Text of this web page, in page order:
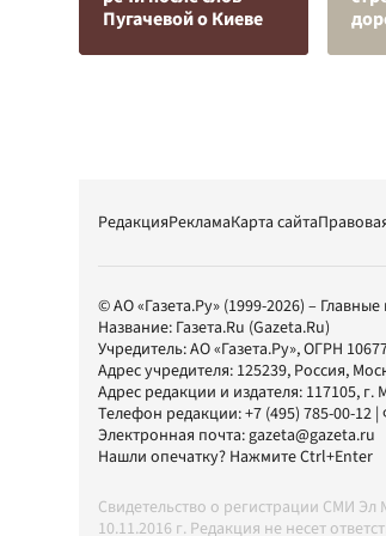
Пугачевой о Киеве
РедакцияРекламаКарта сайта
© АО «Газета.Ру» (1999-2026) –
Название: Газета.Ru (Gazeta.Ru)
Учредитель:АО «Газета.Ру», ОГРН
Адрес учредителя: 125239, Россия,
Адрес редакции и издателя: 117105, г.
Телефон редакции:+7 (495) 785-00-12 |
Электронная почта:gazeta@gazeta.ru
Нашли опечатку? Нажмите Ctrl+Enter
Свидетельство о регистрации СМИ
10.11.2016 г. Редакция не несет